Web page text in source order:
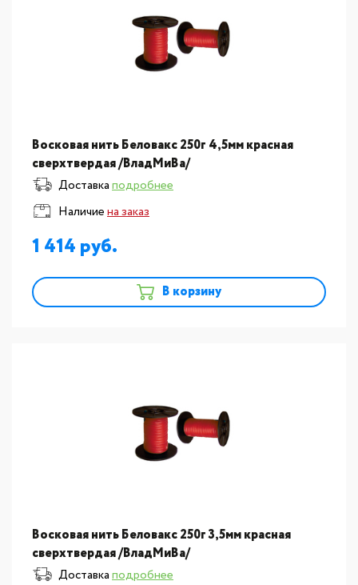
Восковая нить Беловакс 250г 4,5мм красная
сверхтвердая /ВладМиВа/
Доставкаподробнее
Наличиена заказ
1 414
В корзину
Восковая нить Беловакс 250г 3,5мм красная
сверхтвердая /ВладМиВа/
Доставкаподробнее